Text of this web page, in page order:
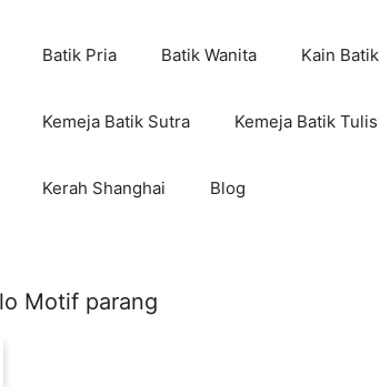
Batik Pria Batik Wanita Kain Batik
Kemeja Batik Sutra Kemeja Batik Tulis
Kerah Shanghai Blog
Motif parang